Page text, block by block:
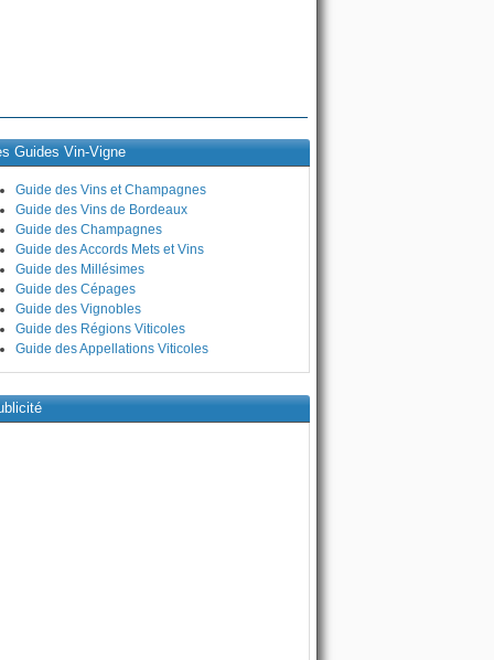
Guides Vin-Vigne
Guide des Vins et Champagnes
Guide des Vins de Bordeaux
Guide des Champagnes
Guide des Accords Mets et Vins
Guide des Millésimes
Guide des Cépages
Guide des Vignobles
Guide des Régions Viticoles
Guide des Appellations Viticoles